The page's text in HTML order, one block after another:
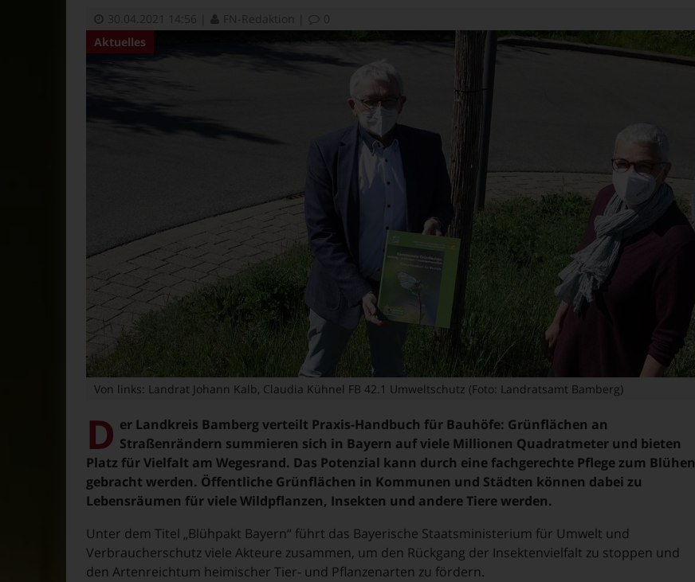
30.04.2021 14:56 FN-Redaktion
0
Aktuelles
Von links: Landrat Johann Kalb, Claudia Kühnel FB 42.1 Umweltschutz (Foto: Landratsamt Bamberg)
D er Landkreis Bamberg verteilt Praxis-Handbuch für Bauhöfe: Grünflächen an
Straßenrändern summieren sich in Bayern auf viele Millionen Quadratmeter und bieten
Platz für Vielfalt am Wegesrand. Das Potenzial kann durch eine fachgerechte Pflege zum Blühen
gebracht werden. Öffentliche Grünflächen in Kommunen und Städten können dabei zu
Lebensräumen für viele Wildpflanzen, Insekten und andere Tiere werden.
Unter dem Titel „Blühpakt Bayern“ führt das Bayerische Staatsministerium für Umwelt und
Verbraucherschutz viele Akteure zusammen, um den Rückgang der Insektenvielfalt zu stoppen und
den Artenreichtum heimischer Tier- und Pflanzenarten zu fördern.